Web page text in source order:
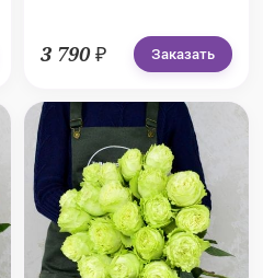
3 790 ₽ Заказать